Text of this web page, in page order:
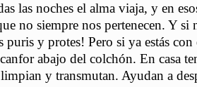
las noches el alma viaja, y en
no siempre nos pertenecen. Y si
y protes! Pero si ya estás
abajo del colchón. En casa
y transmutan. Ayudan a